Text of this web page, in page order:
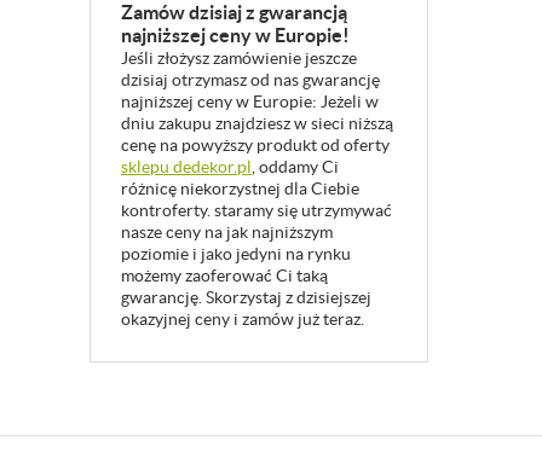
Zamów dzisiaj z gwarancją
najniższej ceny w Europie!
Jeśli złożysz zamówienie jeszcze
dzisiaj otrzymasz od nas gwarancję
najniższej ceny w Europie: Jeżeli w
dniu zakupu znajdziesz w sieci niższą
cenę na powyższy produkt od oferty
sklepu dedekor.pl, oddamy Ci
różnicę niekorzystnej dla Ciebie
kontroferty. staramy się utrzymywać
nasze ceny na jak najniższym
poziomie i jako jedyni na rynku
możemy zaoferować Ci taką
gwarancję. Skorzystaj z dzisiejszej
okazyjnej ceny i zamów już teraz.